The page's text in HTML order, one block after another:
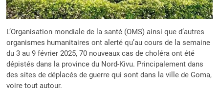
L’Organisation mondiale de la santé (OMS) ainsi que d’autres
organismes humanitaires ont alerté qu’au cours de la semaine
du 3 au 9 février 2025, 70 nouveaux cas de choléra ont été
dépistés dans la province du Nord-Kivu. Principalement dans
des sites de déplacés de guerre qui sont dans la ville de Goma,
voire tout autour.